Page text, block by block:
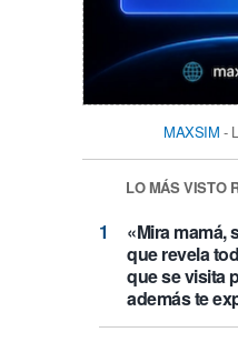
MAXSIM -
LO MÁS VISTO
«Mira mamá,
que revela
que se visita
además te